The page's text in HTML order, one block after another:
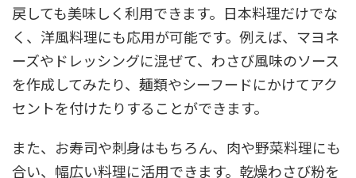
戻しても美味しく利用できます。日本料理だけでな
く、洋風料理にも応用が可能です。例えば、マヨネ
ーズやドレッシングに混ぜて、わさび風味のソース
を作成してみたり、麺類やシーフードにかけてアク
セントを付けたりすることができます。
また、お寿司や刺身はもちろん、肉や野菜料理にも
合い、幅広い料理に活用できます。乾燥わさび粉を